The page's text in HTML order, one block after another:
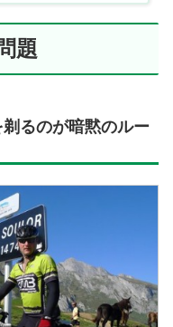
題
るのが暗黙のルー